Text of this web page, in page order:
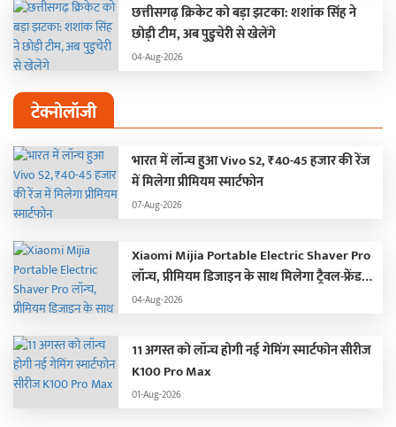
छत्तीसगढ़ क्रिकेट को बड़ा झटका: शशांक सिंह ने
छोड़ी टीम, अब पुडुचेरी से खेलेंगे
04-Aug-2026
टेक्नोलॉजी
भारत में लॉन्च हुआ Vivo S2, ₹40-45 हजार की रेंज
में मिलेगा प्रीमियम स्मार्टफोन
07-Aug-2026
Xiaomi Mijia Portable Electric Shaver Pro
लॉन्च, प्रीमियम डिजाइन के साथ मिलेगा ट्रैवल-फ्रेंडली
अनुभव
04-Aug-2026
11 अगस्त को लॉन्च होगी नई गेमिंग स्मार्टफोन सीरीज
K100 Pro Max
01-Aug-2026